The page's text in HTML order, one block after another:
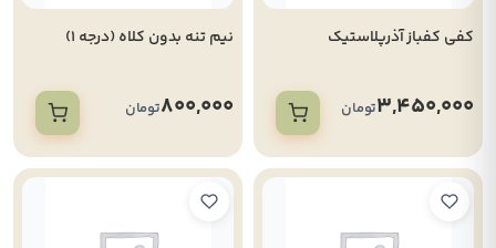
کفی کفباز آذرپلاستیک
3,450,000تومان
نیم تنه بدون کلاه (درجه 1)
800,000تومان